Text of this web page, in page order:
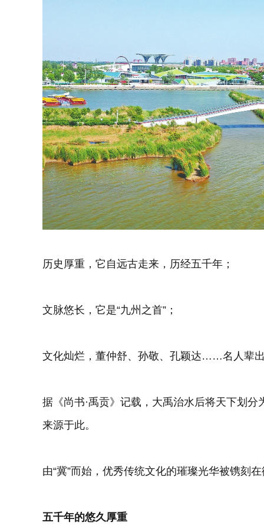
历史厚重，它自远古走来，历经五千年；
文脉悠长，它是“九州之首”；
文化灿烂，董仲舒、孙敬、孔颖达……名人辈
据《尚书·禹贡》记载，大禹治水后将天下划
来源于此。
由“冀”而始，优秀传统文化的璀璨光华被镌刻
五千年的悠久厚重